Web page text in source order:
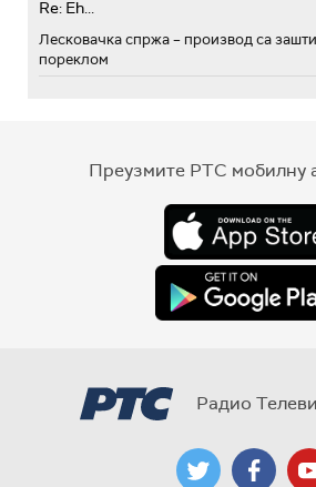
Re: Eh...
Лесковачка спржа – производ са
пореклом
Преузмите РТС мобилну
Радио